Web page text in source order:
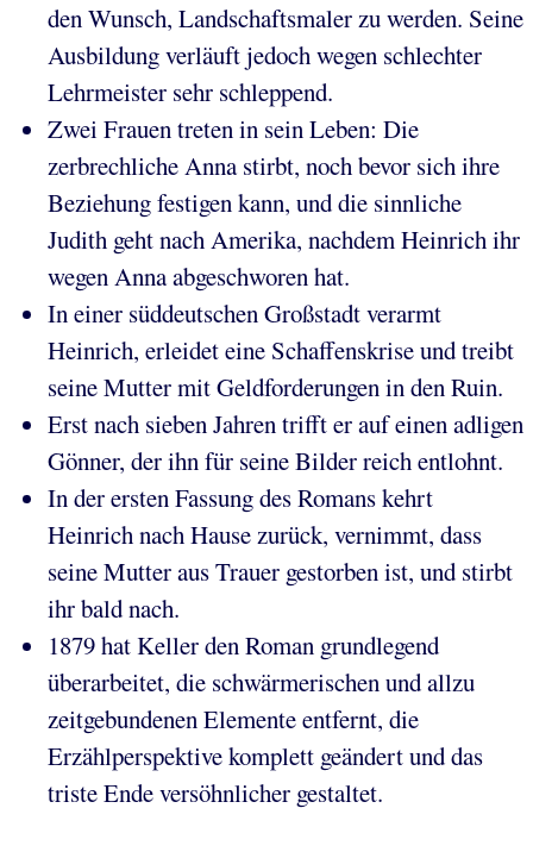
den Wunsch, Landschaftsmaler zu werden. Seine
Ausbildung verläuft jedoch wegen schlechter
Lehrmeister sehr schleppend.
Zwei Frauen treten in sein Leben: Die
zerbrechliche Anna stirbt, noch bevor sich ihre
Beziehung festigen kann, und die sinnliche
Judith geht nach Amerika, nachdem Heinrich ihr
wegen Anna abgeschworen hat.
In einer süddeutschen Großstadt verarmt
Heinrich, erleidet eine Schaffenskrise und treibt
seine Mutter mit Geldforderungen in den Ruin.
Erst nach sieben Jahren trifft er auf einen adligen
Gönner, der ihn für seine Bilder reich entlohnt.
In der ersten Fassung des Romans kehrt
Heinrich nach Hause zurück, vernimmt, dass
seine Mutter aus Trauer gestorben ist, und stirbt
ihr bald nach.
1879 hat Keller den Roman grundlegend
überarbeitet, die schwärmerischen und allzu
zeitgebundenen Elemente entfernt, die
Erzählperspektive komplett geändert und das
triste Ende versöhnlicher gestaltet.